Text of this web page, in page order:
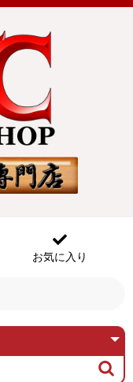
お気に入り